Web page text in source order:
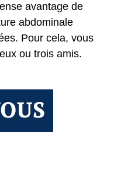
avantage de
abdominale
Pour cela, vous
ou trois amis.